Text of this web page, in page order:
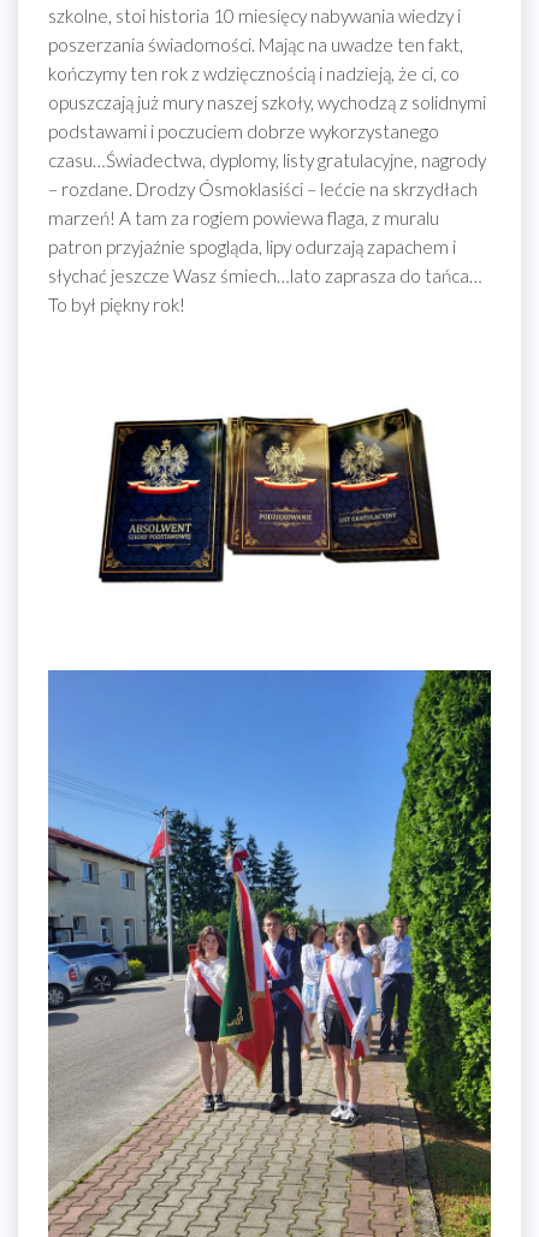
szkolne, stoi historia 10 miesięcy nabywania wiedzy i
poszerzania świadomości. Mając na uwadze ten fakt,
kończymy ten rok z wdzięcznością i nadzieją, że ci, co
opuszczają już mury naszej szkoły, wychodzą z solidnymi
podstawami i poczuciem dobrze wykorzystanego
czasu…Świadectwa, dyplomy, listy gratulacyjne, nagrody
– rozdane. Drodzy Ósmoklasiści – lećcie na skrzydłach
marzeń! A tam za rogiem powiewa flaga, z muralu
patron przyjaźnie spogląda, lipy odurzają zapachem i
słychać jeszcze Wasz śmiech…lato zaprasza do tańca…
To był piękny rok!